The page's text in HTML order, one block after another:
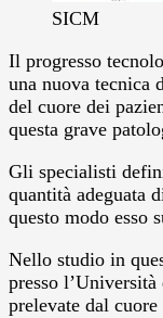
SICM
Il progresso
una nuova tecnica
del cuore dei
questa grave
Gli specialisti
quantità adeguata
questo modo esso
Nello studio in
presso
prelevate dal